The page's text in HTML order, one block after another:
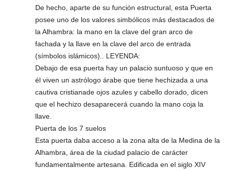
De hecho, aparte de su función estructural, esta Puerta
posee uno de los valores simbólicos más destacados de
la Alhambra: la mano en la clave del gran arco de
fachada y la llave en la clave del arco de entrada
(símbolos islámicos).. LEYENDA:
Debajo de esa puerta hay un palacio suntuoso y que en
él viven un astrólogo árabe que tiene hechizada a una
cautiva cristianade ojos azules y cabello dorado, dicen
que el hechizo desaparecerá cuando la mano coja la
llave.
Puerta de los 7 suelos
Esta puerta daba acceso a la zona alta de la Medina de la
Alhambra, área de la ciudad palacio de carácter
fundamentalmente artesana. Edificada en el siglo XIV